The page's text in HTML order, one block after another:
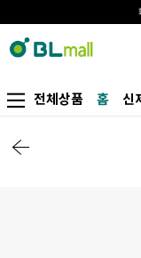
전체상품 홈 신